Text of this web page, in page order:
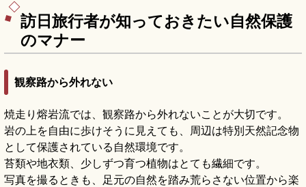
訪日旅行者が知っておきたい自然保護
のマナー
観察路から外れない
焼走り熔岩流では、観察路から外れないことが大切です。
岩の上を自由に歩けそうに見えても、周辺は特別天然記念物
として保護されている自然環境です。
苔類や地衣類、少しずつ育つ植物はとても繊細です。
写真を撮るときも、足元の自然を踏み荒らさない位置から楽